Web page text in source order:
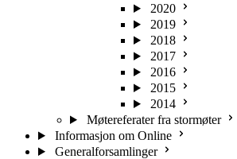
2020
2019
2018
2017
2016
2015
2014
Møtereferater fra stormøter
Informasjon om Online
Generalforsamlinger